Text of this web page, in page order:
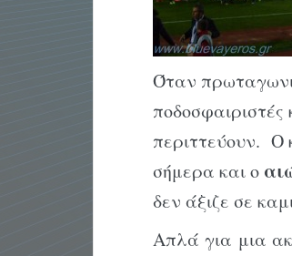
Όταν
ποδοσφαιριστές
περιττεύουν. Ο
σήμερα και ο
δεν άξιζε σε
Απλά για μια